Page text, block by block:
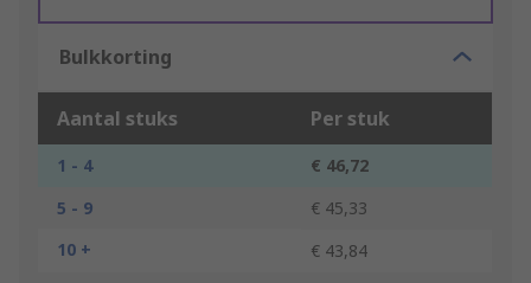
Bulkkorting
Aantal stuks Per stuk
1 - 4
€ 46,72
5 - 9
€ 45,33
10 +
€ 43,84